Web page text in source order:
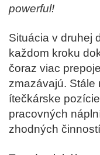
powerful!
Situácia v druhej
každom kroku
čoraz viac
zmazávajú. Stále
ítečkárske
pracovných
zhodných